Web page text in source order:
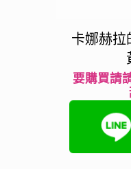
卡娜赫拉
要購買請